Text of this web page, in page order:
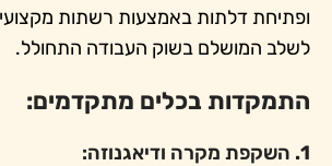
ופתיחת דלתות באמצעות רשתות
לשלב המושלם בשוק העבודה התחולל.
התמקדות בכלים מתקדמים:
1. השקפת מקרה ודיאגנוזה: